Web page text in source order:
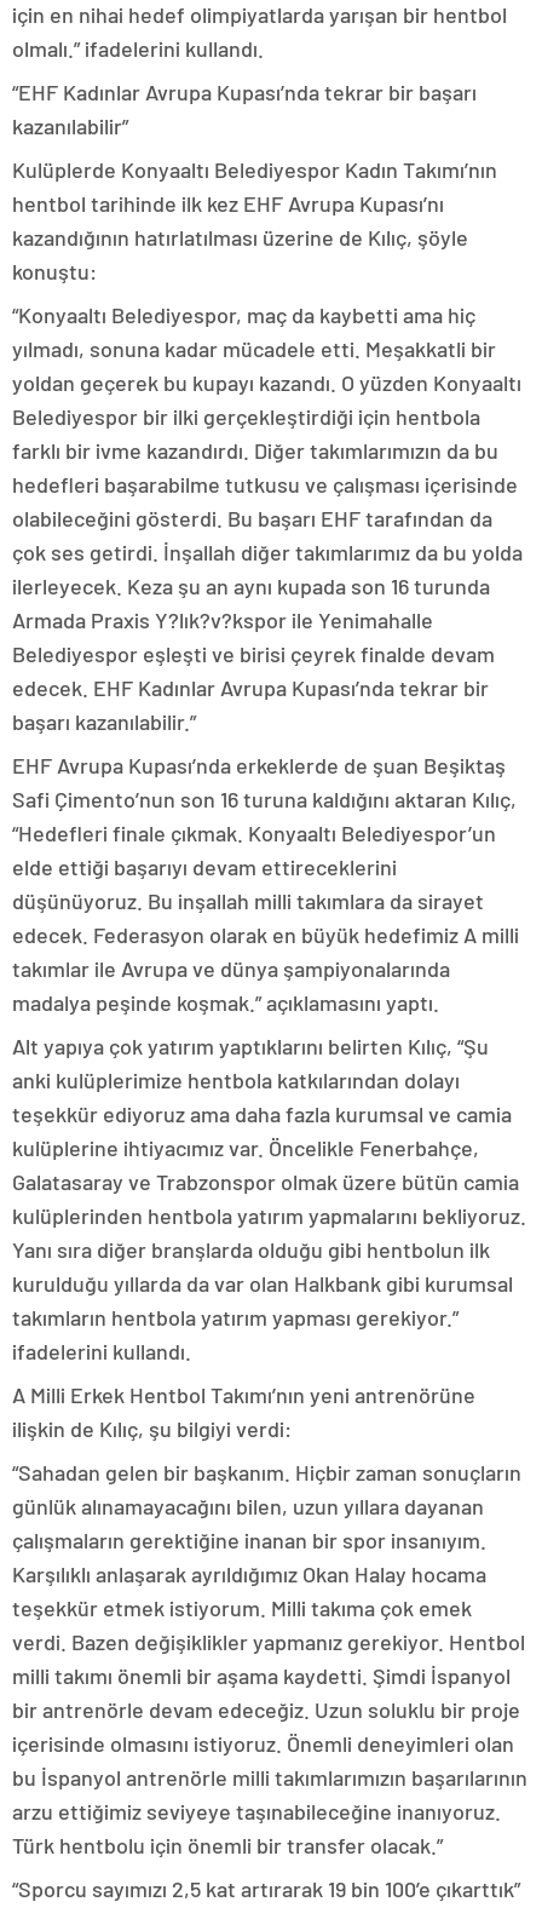
için en nihai hedef olimpiyatlarda yarışan bir hentbol
olmalı.” ifadelerini kullandı.
“EHF Kadınlar Avrupa Kupası’nda tekrar bir başarı
kazanılabilir”
Kulüplerde Konyaaltı Belediyespor Kadın Takımı’nın
hentbol tarihinde ilk kez EHF Avrupa Kupası’nı
kazandığının hatırlatılması üzerine de Kılıç, şöyle
konuştu:
“Konyaaltı Belediyespor, maç da kaybetti ama hiç
yılmadı, sonuna kadar mücadele etti. Meşakkatli bir
yoldan geçerek bu kupayı kazandı. O yüzden Konyaaltı
Belediyespor bir ilki gerçekleştirdiği için hentbola
farklı bir ivme kazandırdı. Diğer takımlarımızın da bu
hedefleri başarabilme tutkusu ve çalışması içerisinde
olabileceğini gösterdi. Bu başarı EHF tarafından da
çok ses getirdi. İnşallah diğer takımlarımız da bu yolda
ilerleyecek. Keza şu an aynı kupada son 16 turunda
Armada Praxis Y?lık?v?kspor ile Yenimahalle
Belediyespor eşleşti ve birisi çeyrek finalde devam
edecek. EHF Kadınlar Avrupa Kupası’nda tekrar bir
başarı kazanılabilir.”
EHF Avrupa Kupası’nda erkeklerde de şuan Beşiktaş
Safi Çimento’nun son 16 turuna kaldığını aktaran Kılıç,
“Hedefleri finale çıkmak. Konyaaltı Belediyespor’un
elde ettiği başarıyı devam ettireceklerini
düşünüyoruz. Bu inşallah milli takımlara da sirayet
edecek. Federasyon olarak en büyük hedefimiz A milli
takımlar ile Avrupa ve dünya şampiyonalarında
madalya peşinde koşmak.” açıklamasını yaptı.
Alt yapıya çok yatırım yaptıklarını belirten Kılıç, “Şu
anki kulüplerimize hentbola katkılarından dolayı
teşekkür ediyoruz ama daha fazla kurumsal ve camia
kulüplerine ihtiyacımız var. Öncelikle Fenerbahçe,
Galatasaray ve Trabzonspor olmak üzere bütün camia
kulüplerinden hentbola yatırım yapmalarını bekliyoruz.
Yanı sıra diğer branşlarda olduğu gibi hentbolun ilk
kurulduğu yıllarda da var olan Halkbank gibi kurumsal
takımların hentbola yatırım yapması gerekiyor.”
ifadelerini kullandı.
A Milli Erkek Hentbol Takımı’nın yeni antrenörüne
ilişkin de Kılıç, şu bilgiyi verdi:
“Sahadan gelen bir başkanım. Hiçbir zaman sonuçların
günlük alınamayacağını bilen, uzun yıllara dayanan
çalışmaların gerektiğine inanan bir spor insanıyım.
Karşılıklı anlaşarak ayrıldığımız Okan Halay hocama
teşekkür etmek istiyorum. Milli takıma çok emek
verdi. Bazen değişiklikler yapmanız gerekiyor. Hentbol
milli takımı önemli bir aşama kaydetti. Şimdi İspanyol
bir antrenörle devam edeceğiz. Uzun soluklu bir proje
içerisinde olmasını istiyoruz. Önemli deneyimleri olan
bu İspanyol antrenörle milli takımlarımızın başarılarının
arzu ettiğimiz seviyeye taşınabileceğine inanıyoruz.
Türk hentbolu için önemli bir transfer olacak.”
“Sporcu sayımızı 2,5 kat artırarak 19 bin 100’e çıkarttık”